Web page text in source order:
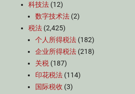
科技法 (12)
数字技术法 (2)
税法 (2,425)
个人所得税法 (182)
企业所得税法 (218)
关税 (187)
印花税法 (114)
国际税收 (3)